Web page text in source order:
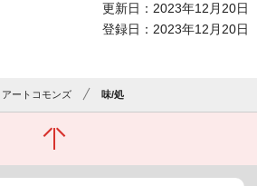
更新日：2023年12月20日
登録日：2023年12月20日
ートコモンズ 味/処